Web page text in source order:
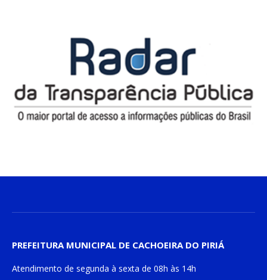
PREFEITURA MUNICIPAL DE CACHOEIRA DO PIRIÁ
Atendimento de segunda à sexta de 08h às 14h